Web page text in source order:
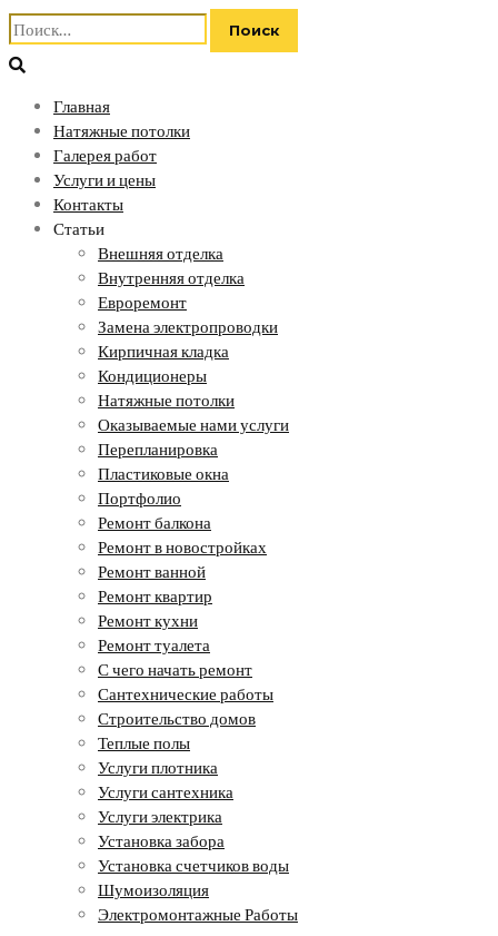
Найти:
Главная
Натяжные потолки
Галерея работ
Услуги и цены
Контакты
Статьи
Внешняя отделка
Внутренняя отделка
Евроремонт
Замена электропроводки
Кирпичная кладка
Кондиционеры
Натяжные потолки
Оказываемые нами услуги
Перепланировка
Пластиковые окна
Портфолио
Ремонт балкона
Ремонт в новостройках
Ремонт ванной
Ремонт квартир
Ремонт кухни
Ремонт туалета
С чего начать ремонт
Сантехнические работы
Строительство домов
Теплые полы
Услуги плотника
Услуги сантехника
Услуги электрика
Установка забора
Установка счетчиков воды
Шумоизоляция
Электромонтажные Работы